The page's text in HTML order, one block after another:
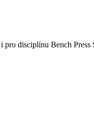
disciplínu Bench Press